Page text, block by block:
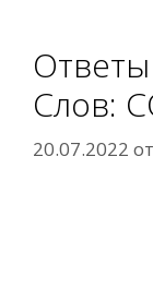
Слов:
20.07.2022 от